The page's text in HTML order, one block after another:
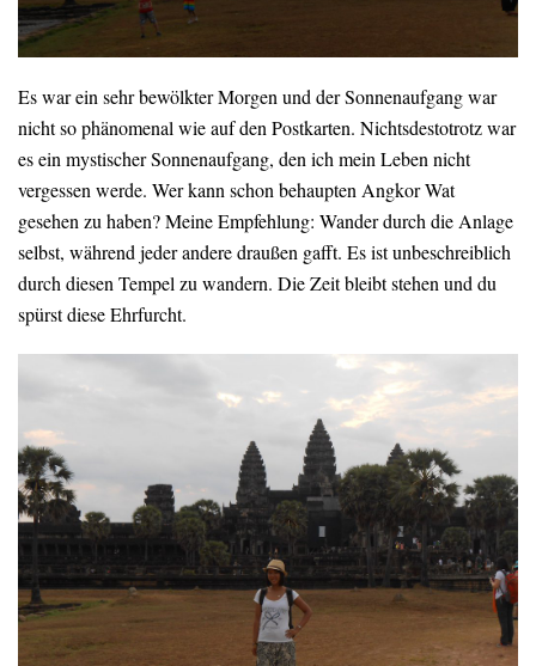
Es war ein sehr bewölkter Morgen und der Sonnenaufgang war
nicht so phänomenal wie auf den Postkarten. Nichtsdestotrotz war
es ein mystischer Sonnenaufgang, den ich mein Leben nicht
vergessen werde. Wer kann schon behaupten Angkor Wat
gesehen zu haben? Meine Empfehlung: Wander durch die Anlage
selbst, während jeder andere draußen gafft. Es ist unbeschreiblich
durch diesen Tempel zu wandern. Die Zeit bleibt stehen und du
spürst diese Ehrfurcht.